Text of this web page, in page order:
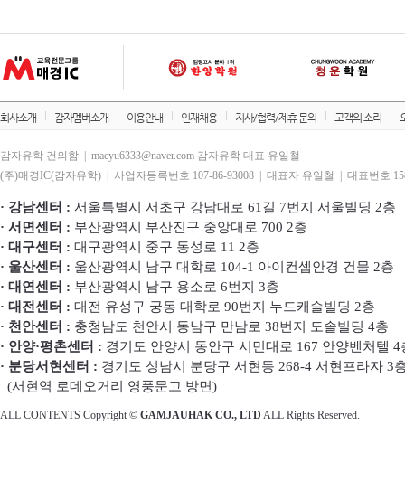
회사소개 감자멤버소개 이용안내 인재채용 지사/협력/제휴 문의 고객의 소리
감자유학 건의함 | macyu6333@naver.com 감자유학 대표 유일철
(주)매경IC(감자유학) | 사업자등록번호 107-86-93008 | 대표자 유일철 | 대표번호
· 강남센터 : 서울특별시 서초구 강남대로 61길 7번지 서울빌딩 2층
· 서면센터 : 부산광역시 부산진구 중앙대로 700 2층
· 대구센터 : 대구광역시 중구 동성로 11 2층
· 울산센터 : 울산광역시 남구 대학로 104-1 아이컨셉안경 건물 2층
· 대연센터 : 부산광역시 남구 용소로 6번지 3층
· 대전센터 : 대전 유성구 궁동 대학로 90번지 누드캐슬빌딩 2층
· 천안센터 : 충청남도 천안시 동남구 만남로 38번지 도솔빌딩 4층
· 안양·평촌센터 : 경기도 안양시 동안구 시민대로 167 안양벤처텔 4
· 분당서현센터 : 경기도 성남시 분당구 서현동 268-4 서현프라자 3
(서현역 로데오거리 영풍문고 방면)
ALL CONTENTS Copyright © GAMJAUHAK CO., LTD ALL Rights Reserved.